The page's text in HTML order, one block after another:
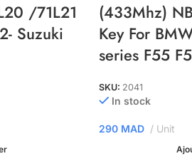
/71L21
Suzuki
(433Mhz)
Key For
series F55
SKU: 2041
In stock
290 MAD Unit